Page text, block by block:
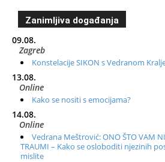
Zanimljiva događanja
09.08.
Zagreb
Konstelacije SIKON s Vedranom
13.08.
Online
Kako se nositi s emocijama?
14.08.
Online
Vedrana Meštrović: ONO ŠTO VAM
TRAUMI – Kako se osloboditi njezinih
mislite